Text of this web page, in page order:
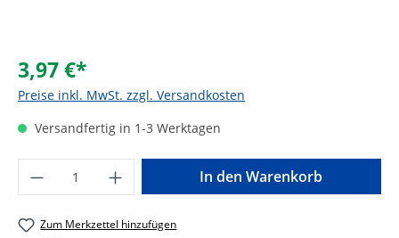
3,97 €*
Preise inkl. MwSt. zzgl. Versandkosten
Versandfertig in 1-3 Werktagen
Produkt Anzahl: Gib den gewünschten
In den Warenkorb
Zum Merkzettel hinzufügen